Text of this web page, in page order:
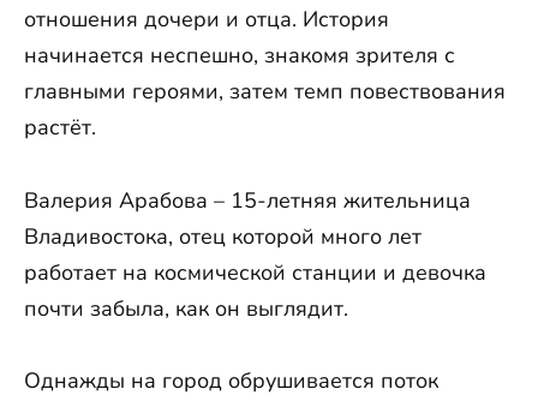
отношения дочери и отца. История
начинается неспешно, знакомя зрителя с
главными героями, затем темп повествования
растёт.
Валерия Арабова – 15-летняя жительница
Владивостока, отец которой много лет
работает на космической станции и девочка
почти забыла, как он выглядит.
Однажды на город обрушивается поток